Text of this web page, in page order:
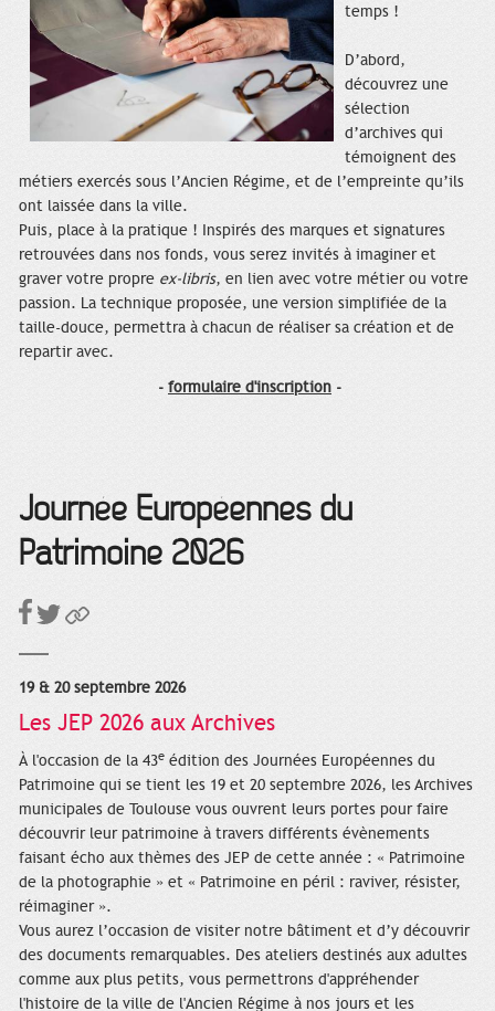
temps !
D’abord,
découvrez une
sélection
d’archives qui
témoignent des
métiers exercés sous l’Ancien Régime, et de l’empreinte qu’ils
ont laissée dans la ville.
Puis, place à la pratique ! Inspirés des marques et signatures
retrouvées dans nos fonds, vous serez invités à imaginer et
graver votre propre ex-libris, en lien avec votre métier ou votre
passion. La technique proposée, une version simplifiée de la
taille-douce, permettra à chacun de réaliser sa création et de
repartir avec.
- formulaire d'inscription -
Journée Européennes du
Patrimoine 2026
19 & 20 septembre 2026
Les JEP 2026 aux Archives
À l'occasion de la 43e édition des Journées Européennes du
Patrimoine qui se tient les 19 et 20 septembre 2026, les Archives
municipales de Toulouse vous ouvrent leurs portes pour faire
découvrir leur patrimoine à travers différents évènements
faisant écho aux thèmes des JEP de cette année : « Patrimoine
de la photographie » et « Patrimoine en péril : raviver, résister,
réimaginer ».
Vous aurez l’occasion de visiter notre bâtiment et d’y découvrir
des documents remarquables. Des ateliers destinés aux adultes
comme aux plus petits, vous permettrons d'appréhender
l'histoire de la ville de l'Ancien Régime à nos jours et les